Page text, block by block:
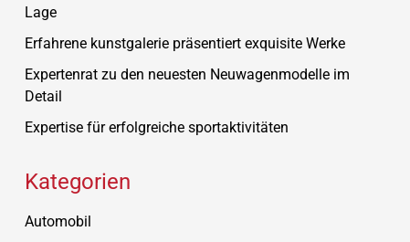
Lage
Erfahrene kunstgalerie präsentiert exquisite Werke
Expertenrat zu den neuesten Neuwagenmodelle im
Detail
Expertise für erfolgreiche sportaktivitäten
Kategorien
Automobil